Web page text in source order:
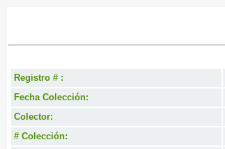
Registro # :
Fecha Colección:
Colector:
# Colección: